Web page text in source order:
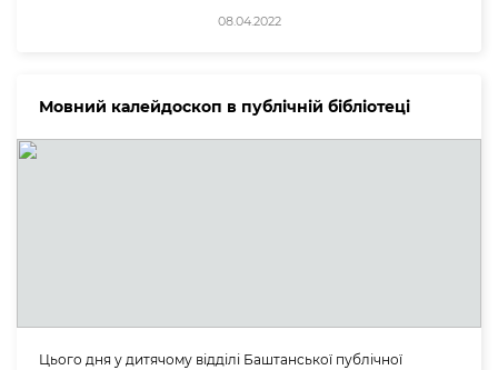
08.04.2022
Мовний калейдоскоп в публічній бібліотеці
Цього дня у дитячому відділі Баштанської публічної